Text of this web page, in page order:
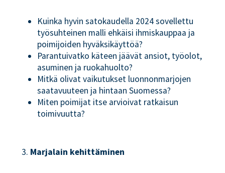
Kuinka hyvin satokaudella 2024 sovellettu
työsuhteinen malli ehkäisi ihmiskauppaa ja
poimijoiden hyväksikäyttöä?
Parantuivatko käteen jäävät ansiot, työolot,
asuminen ja ruokahuolto?
Mitkä olivat vaikutukset luonnonmarjojen
saatavuuteen ja hintaan Suomessa?
Miten poimijat itse arvioivat ratkaisun
toimivuutta?
3. Marjalain kehittäminen